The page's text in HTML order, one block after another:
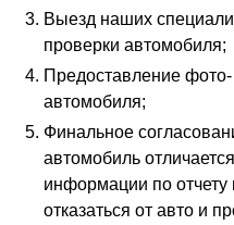
Выезд наших
проверки автомобиля;
Предоставление
автомобиля;
Финальное
автомобиль
информации по отчету
отказаться от авто и